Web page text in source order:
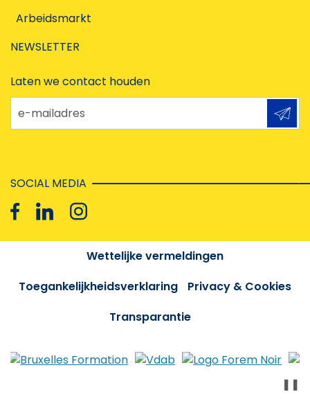
Arbeidsmarkt
NEWSLETTER
Laten we contact houden
e-mailadres
SOCIAL MEDIA
Wettelijke vermeldingen
Toegankelijkheidsverklaring
Privacy & Cookies
Transparantie
❚❚